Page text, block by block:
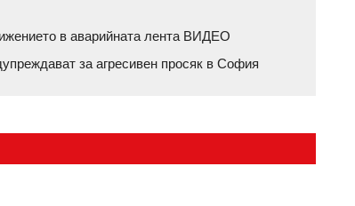
в аварийната лента ВИДЕО
за агресивен просяк в София